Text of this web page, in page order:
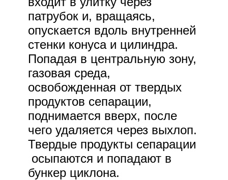
патрубок и, вращаясь,
опускается вдоль внутренней
стенки конуса и цилиндра.
Попадая в центральную зону,
газовая среда,
освобожденная от твердых
продуктов сепарации,
поднимается вверх, после
чего удаляется через выхлоп.
Твердые продукты сепарации
осыпаются и попадают в
бункер циклона.